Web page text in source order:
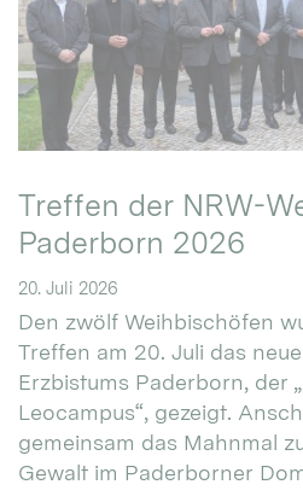
Treffen der NRW-
Paderborn 2026
20. Juli 2026
Den zwölf Weihbischöfen
Treffen am 20. Juli das
Erzbistums Paderborn, der
Leocampus“, gezeigt.
gemeinsam das Mahnmal
Gewalt im Paderborner